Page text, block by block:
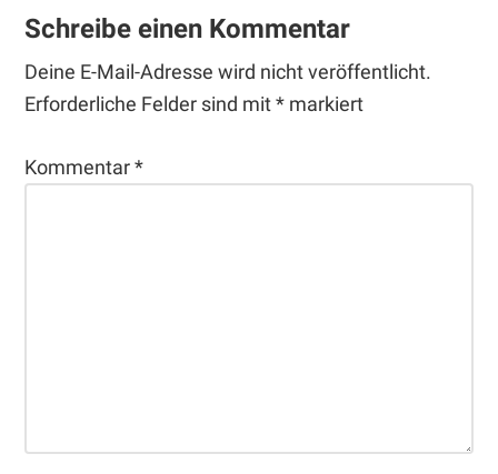
Interaktionen
Schreibe einen Kommentar
Deine E-Mail-Adresse wird nicht veröffentlicht.
Erforderliche Felder sind mit* markiert
Kommentar*